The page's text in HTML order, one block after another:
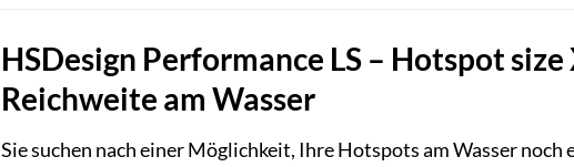
HSDesign Performance LS – Hotspot
Reichweite am Wasser
Sie suchen nach einer Möglichkeit, Ihre Hotspots am Wasser